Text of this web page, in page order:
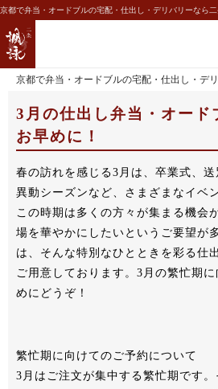
京都で弁当・オードブルの宅配・仕出し・デリバリーなら
京都で弁当・オードブルの宅配・仕出し・デ
3月の仕出し弁当・オード
お早めに！
春の訪れを感じる3月は、卒業式、
異動シーズンなど、さまざまなイベ
この時期は多くの方々が集まる機会
場を華やかにしたいというご要望が
は、そんな特別なひとときを彩る仕
ご用意しております。3月の繁忙期
めにどうぞ！
繁忙期に向けてのご予約について
3月はご注文が集中する繁忙期です